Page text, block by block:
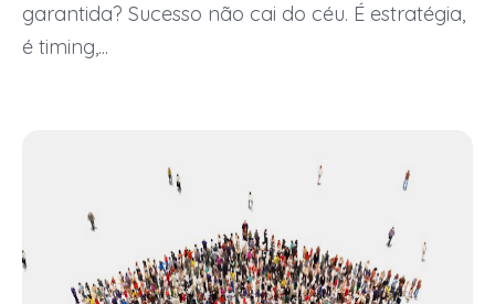
garantida? Sucesso não cai do céu. É estratégia,
é timing,...